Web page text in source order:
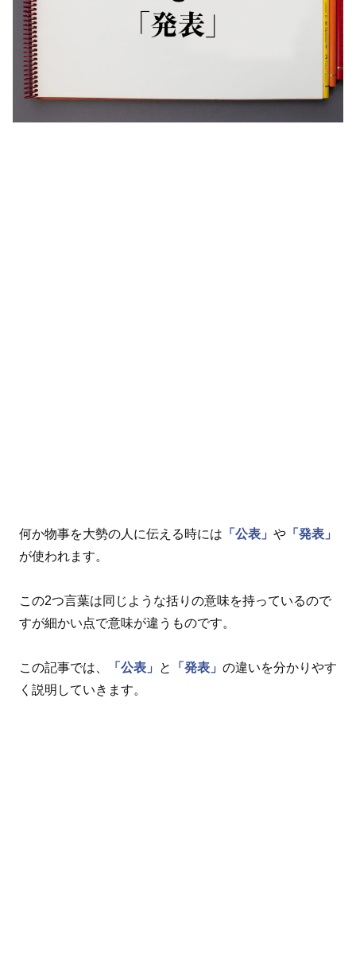
何か物事を大勢の人に伝える時には 「公表」 や 「発表」
が使われます。
この2つ言葉は同じような括りの意味を持っているので
すが細かい点で意味が違うものです。
この記事では、 「公表」 と 「発表」 の違いを分かりやす
く説明していきます。